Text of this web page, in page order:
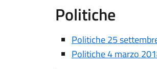
Politiche
Politiche 25
Politiche 4 marzo